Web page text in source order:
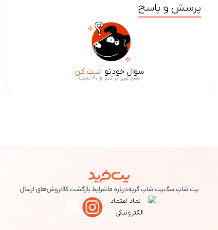
پرسش و پاسخ
سوال خودتو ثبت کن
پاسخ گویی در کمتر از ۳۰ دقیقه
پت شاپ سگپت شاپ گربهدرباره ماشرایط بازگشت کالاروش‌های ارسال